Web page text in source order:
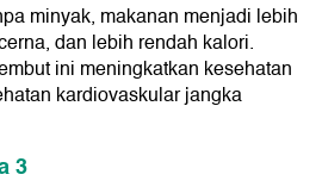
minyak, makanan menjadi lebih
dan lebih rendah kalori.
ini meningkatkan kesehatan
kardiovaskular jangka
3